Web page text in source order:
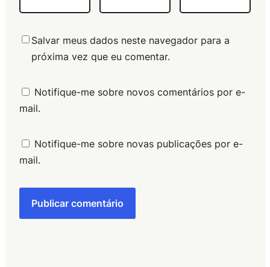
Salvar meus dados neste navegador para a
próxima vez que eu comentar.
Notifique-me sobre novos comentários por e-
mail.
Notifique-me sobre novas publicações por e-
mail.